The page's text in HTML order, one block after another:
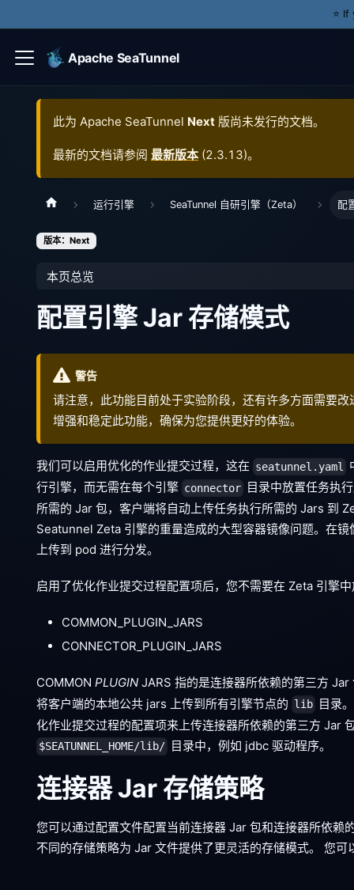
⭐️
Apache SeaTunnel
此为 Apache SeaTunnel Next 版尚未发行的文档。
最新的文档请参阅 最新版本 (2.3.13)。
运行引擎 SeaTunnel 自研引擎（Zeta） 配
版本：Next
本页总览
配置引擎 Jar 存储模式
警告
请注意，此功能目前处于实验阶段，还有许多方面需要
增强和稳定此功能，确保为您提供更好的体验。
我们可以启用优化的作业提交过程，这在 seatunnel.yaml
行引擎，而无需在每个引擎 connector 目录中放置任务执
所需的 Jar 包，客户端将自动上传任务执行所需的 Jars 到
Seatunnel Zeta 引擎的重量造成的大型容器镜像问题。在
上传到 pod 进行分发。
启用了优化作业提交过程配置项后，您不需要在 Zeta 引擎
COMMON_PLUGIN_JARS
CONNECTOR_PLUGIN_JARS
COMMON PLUGIN JARS 指的是连接器所依赖的第三方 Jar
将客户端的本地公共 jars 上传到所有引擎节点的
lib 目录
化作业提交过程的配置项来上传连接器所依赖的第三方 Jar
$SEATUNNEL_HOME/lib/ 目录中，例如 jdbc 驱动程序。
连接器 Jar 存储策略
您可以通过配置文件配置当前连接器 Jar 包和连接器所依
不同的存储策略为 Jar 文件提供了更灵活的存储模式。 您